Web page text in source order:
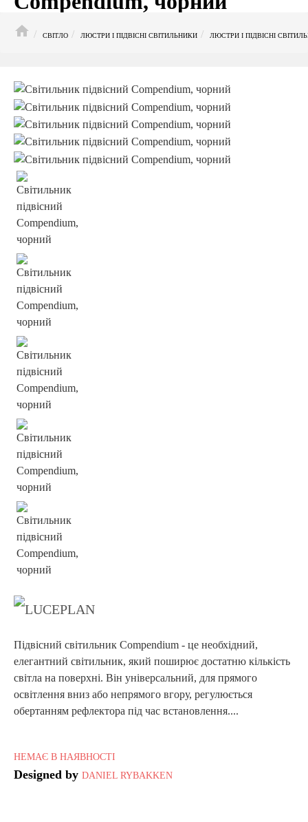
СВІТЛО
ЛЮСТРИ І ПІДВІСНІ СВІТИЛЬНИКИ ЛЮСТРИ І ПІДВІСНІ
Підвісний світильник Compendium - це необхідний,
елегантний світильник, який поширює достатню кількість
світла на поверхні. Він універсальний, для прямого
освітлення вниз або непрямого вгору, регулюється
обертанням рефлектора під час встановлення....
НЕМАЄ В НАЯВНОСТІ
Designed by DANIEL RYBAKKEN